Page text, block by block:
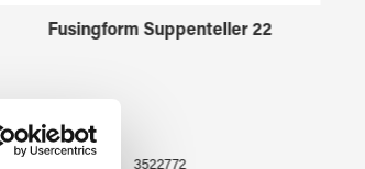
Fusingform Suppenteller 22
3522772